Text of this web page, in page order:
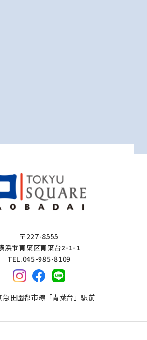
〒227-8555
浜市青葉区青葉台2-1-1
TEL.045-985-8109
急田園都市線「青葉台」駅前